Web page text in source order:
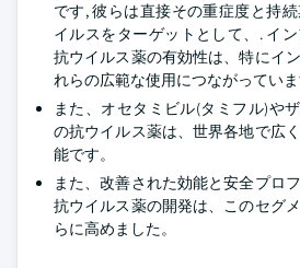
です, 彼らは直接その重症度と持
イルスをターゲットとして、. イ
抗ウイルス薬の有効性は、特にイ
れらの広範な使用につながっていま
また、オセタミビル(タミフル)や
の抗ウイルス薬は、世界各地で広
能です。
また、改善された効能と安全プロ
抗ウイルス薬の開発は、このセグ
らに高めました。